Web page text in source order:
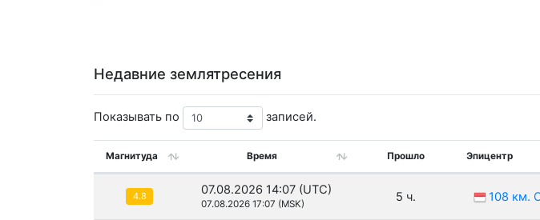
Недавние землятресения
Показывать по записей.
Магнитуда Время Прошло Эпицентр
4.8 07.08.2026 14:07 (UTC)
07.08.2026 17:07 (MSK) 5 ч. 108 км.